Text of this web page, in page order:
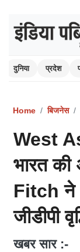
दुनिया प्रदेश
Home बिजनेस
West
भारत की
Fitch ने
जीडीपी
खबर सार :-